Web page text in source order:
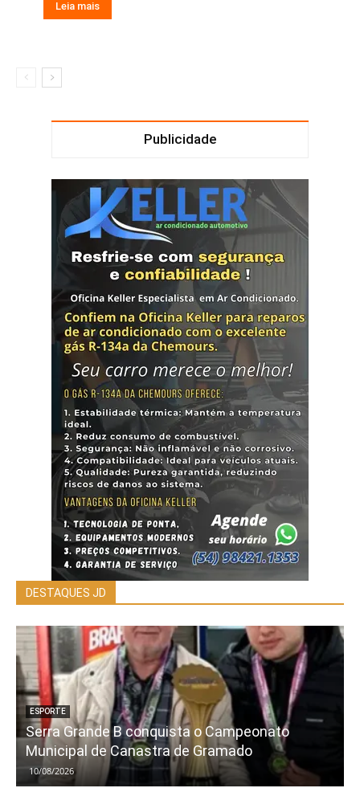
Leia mais
Publicidade
DESTAQUES JD
ESPORTE
Serra Grande B conquista o Campeonato
Municipal de Canastra de Gramado
10/08/2026